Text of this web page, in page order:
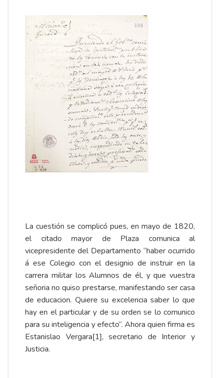
La cuestión se complicó pues, en mayo de 1820,
el citado mayor de Plaza comunica al
vicepresidente del Departamento “haber ocurrido
á ese Colegio con el designio de instruir en la
carrera militar los Alumnos de él, y que vuestra
señoria no quiso prestarse, manifestando ser casa
de educacion. Quiere su excelencia saber lo que
hay en el particular y de su orden se lo comunico
para su inteligencia y efecto”. Ahora quien firma es
Estanislao Vergara[1], secretario de Interior y
Justicia.